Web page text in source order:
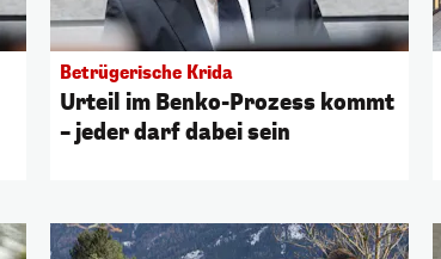
Betrügerische Krida
Urteil im Benko-Prozess kommt
– jeder darf dabei sein